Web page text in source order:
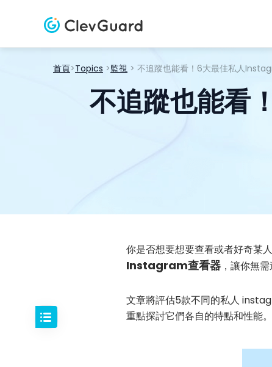
首頁>Topics >監視 > 不追蹤也能看！6大最佳私人
不追蹤也能看
你是否想要想要查看或者好奇某
Instagram查看器 ，讓你無
文章將評估5款不同的私人
重點探討它們各自的特點和性能